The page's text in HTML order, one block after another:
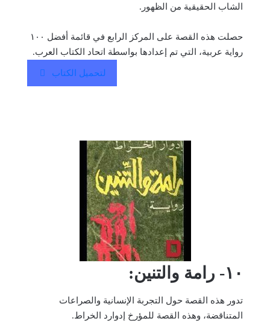
الشاب الحقيقية من الظهور.
حصلت هذه القصة على المركز الرابع في قائمة أفضل ١٠٠
رواية عربية، التي تم إعدادها بواسطة اتحاد الكتاب العرب.
لتحميل الكتاب
١٠- رامة والتنين:
تدور هذه القصة حول التجربة الإنسانية والصراعات
المتناقضة، وهذه القصة للمؤرخ إدوارد الخراط.